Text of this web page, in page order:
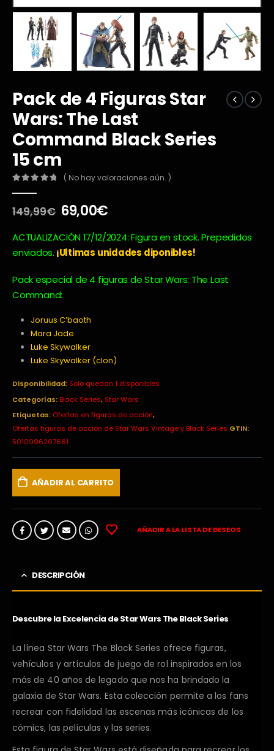
Pack de 4 Figuras Star
Wars: The Last
Command Black Series
15 cm
( No hay valoraciones aún. )
149,99€ El
original
era:
69,00€El
actual
es:
69,00€.
ACTUALIZACIÓN 17/12/2024: Figura en stock. Prepedidos
enviados. ¡Ultimas unidades diponibles!
Pack especial de 4 figuras de Star Wars: The Last
Command:
Joruus C’baoth
Mara Jade
Luke Skywalker
Luke Skywalker (clon)
Disponibilidad: Solo quedan 1 disponibles
Categorías:Black Series, Star Wars
Etiquetas: Ofertas en figuras de acción,
Ofertas figuras de acción de Star Wars Vintage y Black Series GTIN:
5010996207661
AÑADIR AL CARRITO
AÑADIR A LA LISTA DE DESEOS
DESCRIPCIÓN
Descubre la Excelencia de Star Wars The Black Series
La línea Star Wars The Black Series ofrece figuras,
vehículos y artículos de juego de rol inspirados en los
más de 40 años de legado que nos ha brindado la
galaxia de Star Wars. Esta colección permite a los fans
recrear con fidelidad las escenas más icónicas de los
cómics, las películas y las series.